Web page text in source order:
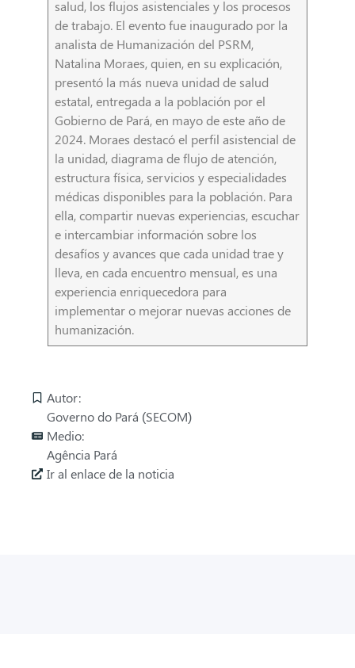
salud, los flujos asistenciales y los procesos
de trabajo. El evento fue inaugurado por la
analista de Humanización del PSRM,
Natalina Moraes, quien, en su explicación,
presentó la más nueva unidad de salud
estatal, entregada a la población por el
Gobierno de Pará, en mayo de este año de
2024. Moraes destacó el perfil asistencial de
la unidad, diagrama de flujo de atención,
estructura física, servicios y especialidades
médicas disponibles para la población. Para
ella, compartir nuevas experiencias, escuchar
e intercambiar información sobre los
desafíos y avances que cada unidad trae y
lleva, en cada encuentro mensual, es una
experiencia enriquecedora para
implementar o mejorar nuevas acciones de
humanización.
Autor:
Governo do Pará (SECOM)
Medio:
Agência Pará
Ir al enlace de la noticia